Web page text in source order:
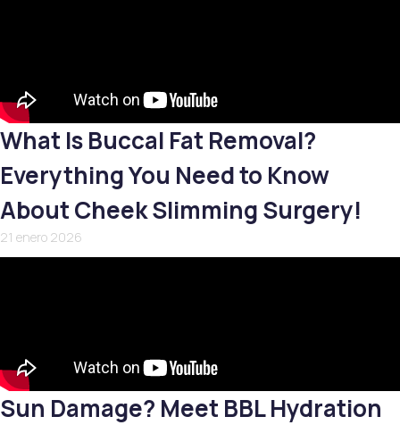
What Is Buccal Fat Removal?
Everything You Need to Know
About Cheek Slimming Surgery!
21 enero 2026
Sun Damage? Meet BBL Hydration